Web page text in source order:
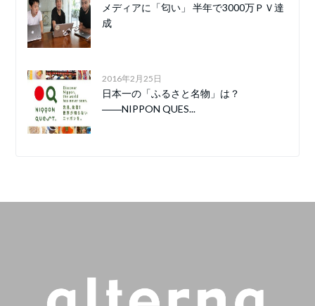
メディアに「匂い」 半年で3000万ＰＶ達
成
2016年2月25日
日本一の「ふるさと名物」は？
――NIPPON QUES...